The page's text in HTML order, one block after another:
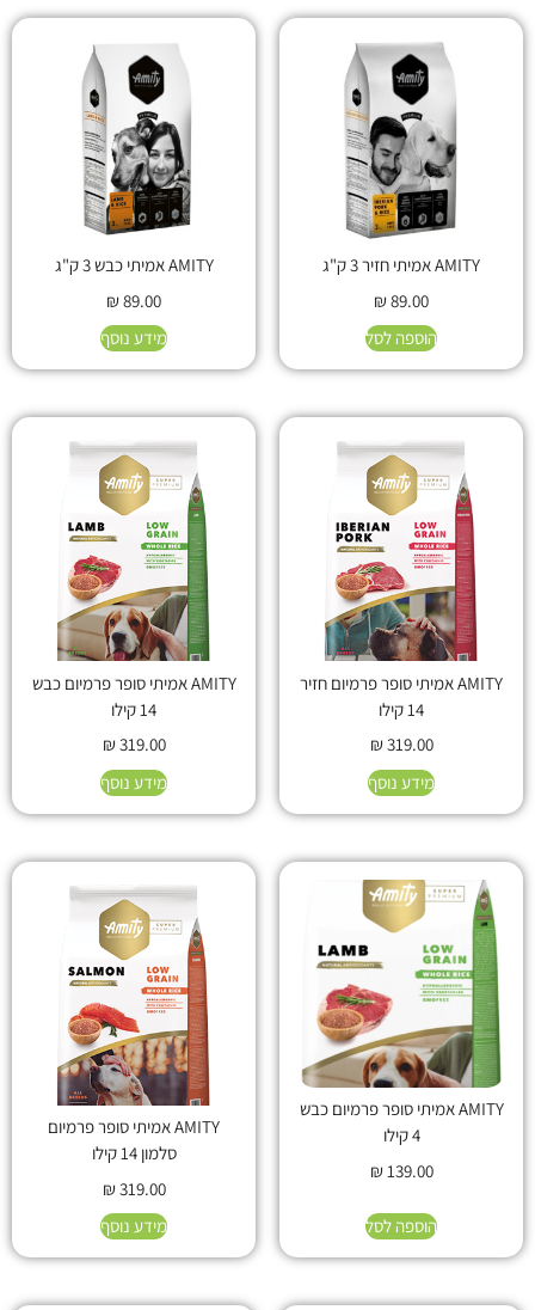
AMITY אמיתי חזיר 3 ק"ג
₪89.00
הוספה לסל
AMITY אמיתי כבש 3 ק"ג
₪89.00
מידע נוסף
AMITY אמיתי סופר פרמיום חזיר
14 קילו
₪319.00
מידע נוסף
AMITY אמיתי סופר פרמיום כבש
14 קילו
₪319.00
מידע נוסף
AMITY אמיתי סופר פרמיום כבש
4 קילו
₪139.00
הוספה לסל
AMITY אמיתי סופר פרמיום
סלמון 14 קילו
₪319.00
מידע נוסף